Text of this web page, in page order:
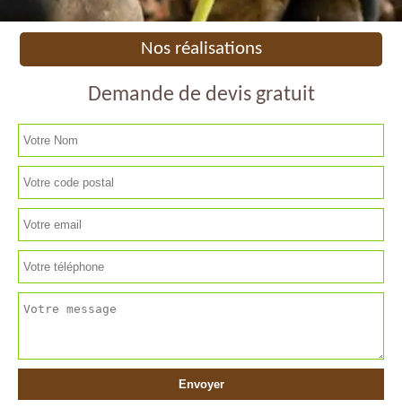
Nos réalisations
Demande de devis gratuit